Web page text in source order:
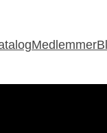
Medlemmer